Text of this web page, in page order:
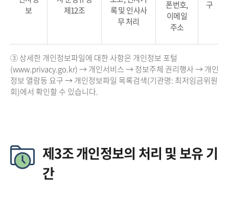
보
제12조
록 및 인사사
무 처리
폰번호,
이메일
주소
구
③ 상세한 개인정보파일에 대한 사항은 개인정보 포털
(www.privacy.go.kr) → 개인서비스 → 정보주체 권리행사 → 개인
정보 열람등 요구 → 개인정보파일 목록검색(기관명: 최저임금위원
회)에서 확인할 수 있습니다.
제3조 개인정보의 처리 및 보유 기
간